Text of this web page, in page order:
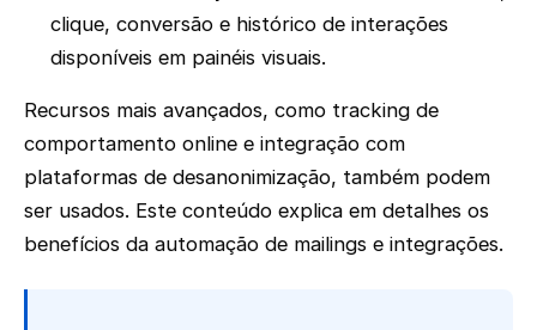
clique, conversão e histórico de interações
disponíveis em painéis visuais.
Recursos mais avançados, como tracking de
comportamento online e integração com
plataformas de desanonimização, também podem
ser usados. Este conteúdo explica em detalhes os
benefícios da automação de mailings e integrações.